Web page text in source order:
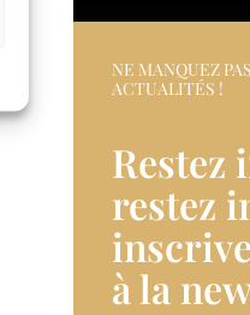
NE MANQUEZ
ACTUALITÉS !
Restez
restez
à la